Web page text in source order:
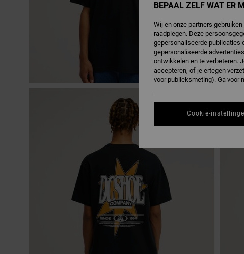
BEPAAL ZELF WAT ER
Wij en onze partners
raadplegen. Deze
gepersonaliseerde publicaties
gepersonaliseerde
ontwikkelen en te verbeteren.
accepteren, of je ertegen
voor publieksmeting). Ga voor
Cookie-